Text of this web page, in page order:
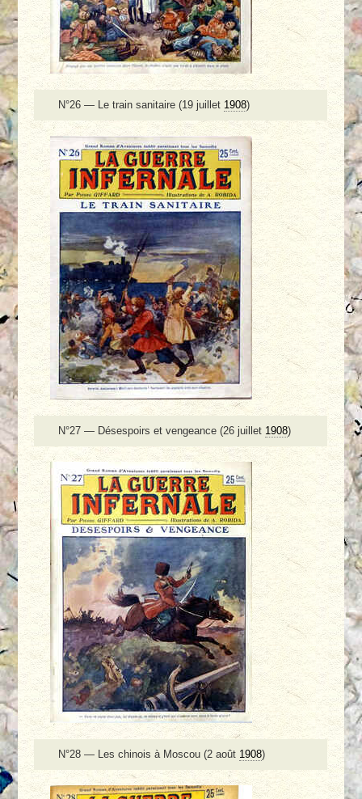
N°26 — Le train sanitaire (19 juillet 1908)
N°27 — Désespoirs et vengeance (26 juillet 1908)
N°28 — Les chinois à Moscou (2 août 1908)